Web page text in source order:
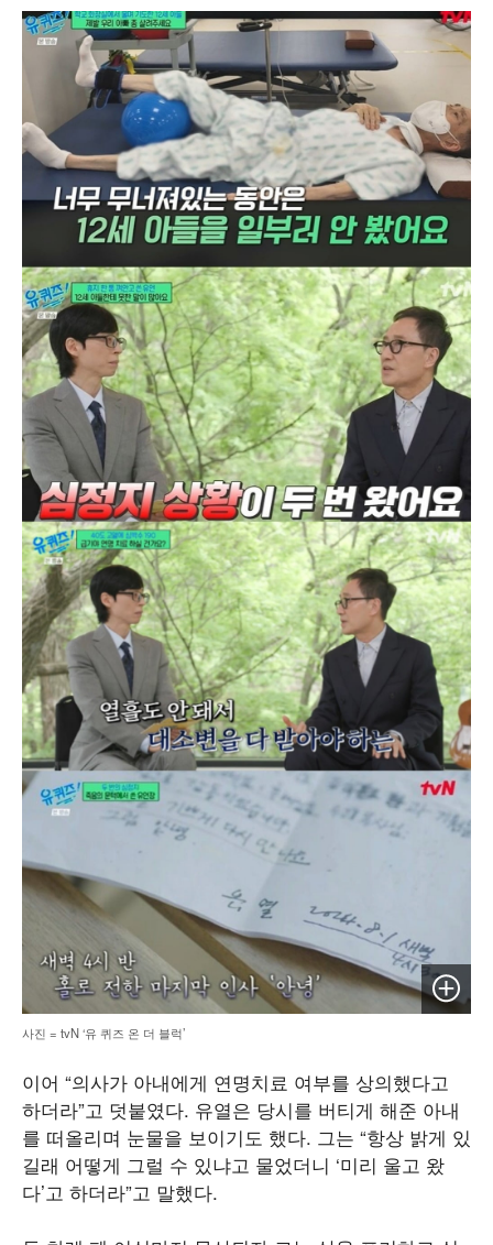
이미지
사진 = tvN ‘유 퀴즈 온 더 블럭’
이어 “의사가 아내에게 연명치료 여부를 상의했다고
하더라”고 덧붙였다. 유열은 당시를 버티게 해준 아내
를 떠올리며 눈물을 보이기도 했다. 그는 “항상 밝게 있
길래 어떻게 그럴 수 있냐고 물었더니 ‘미리 울고 왔
다’고 하더라”고 말했다.